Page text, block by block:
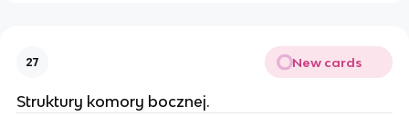
27 New cards
Struktury komory bocznej.